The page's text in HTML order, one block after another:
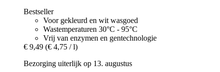
Bestseller
Voor gekleurd en wit wasgoed
Wastemperaturen 30°C - 95°C
Vrij van enzymen en gentechnologie
€ 9,49 (€ 4,75 / l)
Bezorging uiterlijk op 13. augustus